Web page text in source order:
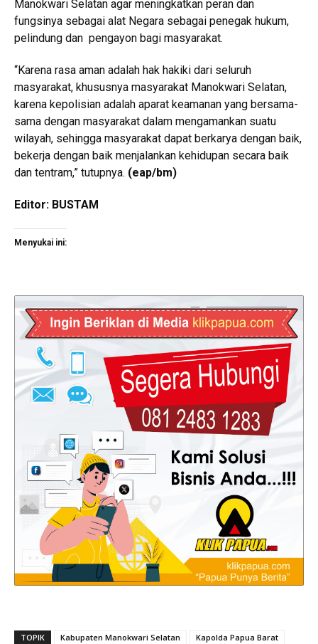
Manokwari Selatan agar meningkatkan peran dan
fungsinya sebagai alat Negara sebagai penegak hukum,
pelindung dan pengayon bagi masyarakat.
“Karena rasa aman adalah hak hakiki dari seluruh
masyarakat, khususnya masyarakat Manokwari Selatan,
karena kepolisian adalah aparat keamanan yang bersama-
sama dengan masyarakat dalam mengamankan suatu
wilayah, sehingga masyarakat dapat berkarya dengan baik,
bekerja dengan baik menjalankan kehidupan secara baik
dan tentram,” tutupnya. (eap/bm)
Editor: BUSTAM
Menyukai ini:
TOPIK Kabupaten Manokwari Selatan
Kapolda Papua Barat